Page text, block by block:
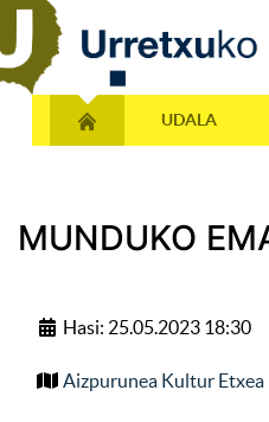
UDALA
MUNDUKO
Hasi: 25.05.2023 18:30
Aizpurunea Kultur